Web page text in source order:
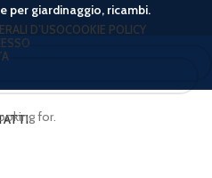
per giardinaggio, ricambi.
D’USOCOOKIE POLICY
for.